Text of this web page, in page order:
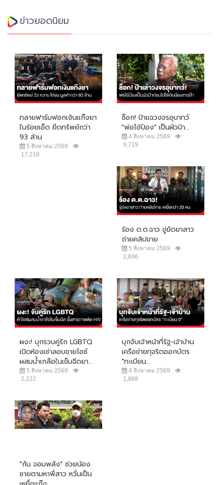
ข่าวยอดนิยม
ทลายฟาร์มฟอกเงินแก๊งยา
ในร้อยเอ็ด ยึดทรัพย์กว่า
93 ล้าน
5 สิงหาคม 2569
17,218
ช็อก! ป้าแฉวงจรอุบาทว์
"พ่อไอ้ป๋อง" เป็นผัวป้า...
4 สิงหาคม 2569
9,719
ร้อง ด.ต.ฉาว ขู่ยัดยาสาว
ถ่ายคลิปขาย
5 สิงหาคม 2569
2,696
ผงะ! บุกรวบคู่รัก LGBTQ
เปิดห้องเช่าลอบขายไอซ์
ผสมน้ำเกลือในเข็มฉีดยา...
5 สิงหาคม 2569
2,222
บุกจับเจ้าหน้าที่รัฐ-เจ้าบ้าน
เครือข่ายทุจริตออกบัตร
"ทะเบียน...
4 สิงหาคม 2569
1,868
"กัน จอมพลัง" ช่วยน้อง
ชายตามหาพี่สาว หวั่นเป็น